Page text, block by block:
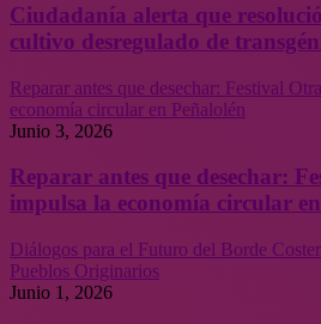
Ciudadanía alerta que
cultivo desregulado de
Reparar antes que desechar: Festival
economía circular en Peñalolén
Junio 3, 2026
Reparar antes que desechar:
impulsa la economía circular
Diálogos para el Futuro del Borde
Pueblos Originarios
Junio 1, 2026